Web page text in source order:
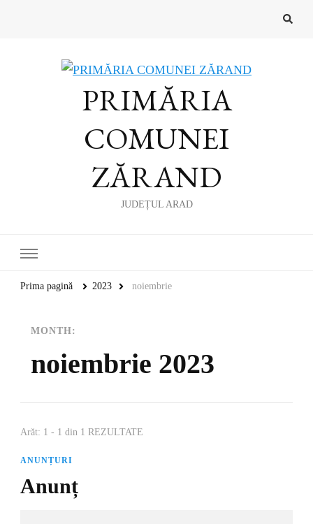
PRIMĂRIA
COMUNEI
ZĂRAND
JUDEȚUL ARAD
Prima pagină 2023 noiembrie
MONTH:
noiembrie 2023
Arăt: 1 - 1 din 1 REZULTATE
ANUNȚURI
Anunț